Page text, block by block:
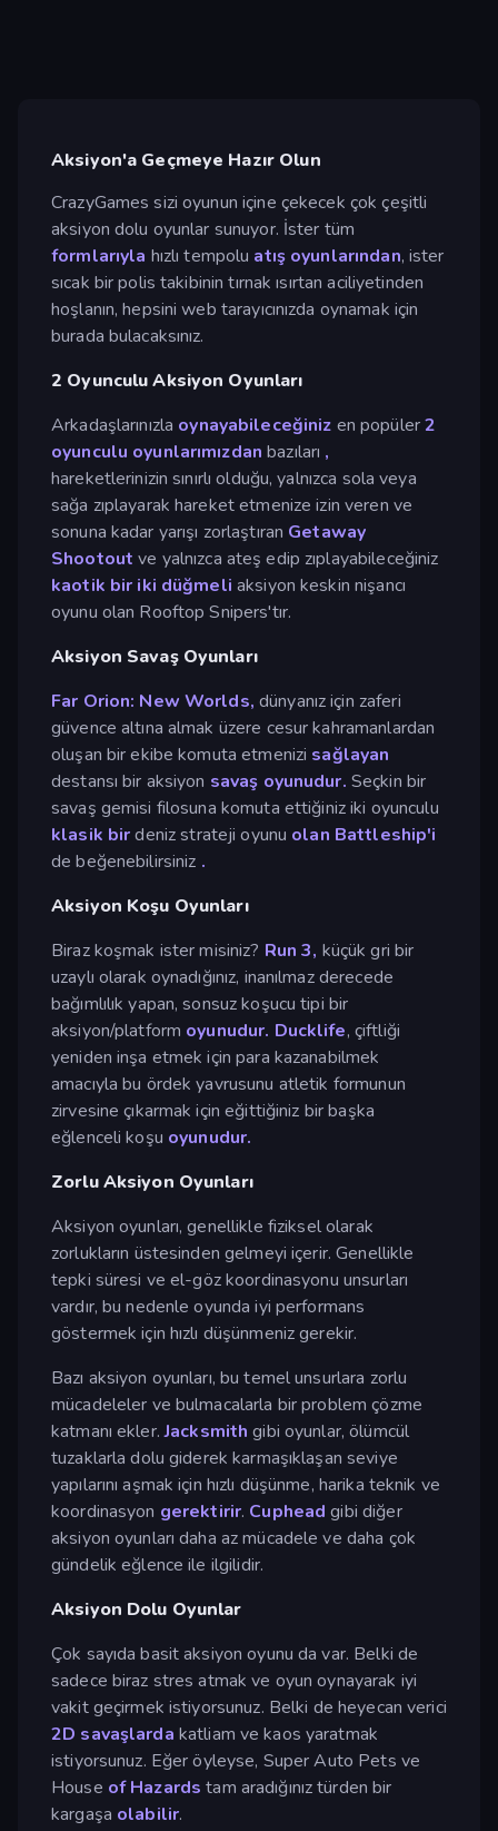
Aksiyon'a Geçmeye Hazır Olun
CrazyGames sizi oyunun içine çekecek çok çeşitli
aksiyon dolu oyunlar sunuyor. İster tüm
formlarıyla hızlı tempolu atış oyunlarından, ister
sıcak bir polis takibinin tırnak ısırtan aciliyetinden
hoşlanın, hepsini web tarayıcınızda oynamak için
burada bulacaksınız.
2 Oyunculu Aksiyon Oyunları
Arkadaşlarınızla oynayabileceğiniz en popüler2
oyunculu oyunlarımızdan bazıları ,
hareketlerinizin sınırlı olduğu, yalnızca sola veya
sağa zıplayarak hareket etmenize izin veren ve
sonuna kadar yarışı zorlaştıran Getaway
Shootout ve yalnızca ateş edip zıplayabileceğiniz
kaotik bir iki düğmeli aksiyon keskin nişancı
oyunu olan Rooftop Snipers'tır.
Aksiyon Savaş Oyunları
Far Orion: New Worlds, dünyanız için zaferi
güvence altına almak üzere cesur kahramanlardan
oluşan bir ekibe komuta etmenizi sağlayan
destansı bir aksiyon savaş oyunudur. Seçkin bir
savaş gemisi filosuna komuta ettiğiniz iki oyunculu
klasik birdeniz strateji oyunu olan Battleship'i
de beğenebilirsiniz .
Aksiyon Koşu Oyunları
Biraz koşmak ister misiniz? Run 3, küçük gri bir
uzaylı olarak oynadığınız, inanılmaz derecede
bağımlılık yapan, sonsuz koşucu tipi bir
aksiyon/platform oyunudur. Ducklife, çiftliği
yeniden inşa etmek için para kazanabilmek
amacıyla bu ördek yavrusunu atletik formunun
zirvesine çıkarmak için eğittiğiniz bir başka
eğlenceli koşu oyunudur.
Zorlu Aksiyon Oyunları
Aksiyon oyunları, genellikle fiziksel olarak
zorlukların üstesinden gelmeyi içerir. Genellikle
tepki süresi ve el-göz koordinasyonu unsurları
vardır, bu nedenle oyunda iyi performans
göstermek için hızlı düşünmeniz gerekir.
Bazı aksiyon oyunları, bu temel unsurlara zorlu
mücadeleler ve bulmacalarla bir problem çözme
katmanı ekler.Jacksmith gibi oyunlar, ölümcül
tuzaklarla dolu giderek karmaşıklaşan seviye
yapılarını aşmak için hızlı düşünme, harika teknik ve
koordinasyon gerektirir. Cuphead gibi diğer
aksiyon oyunları daha az mücadele ve daha çok
gündelik eğlence ile ilgilidir.
Aksiyon Dolu Oyunlar
Çok sayıda basit aksiyon oyunu da var. Belki de
sadece biraz stres atmak ve oyun oynayarak iyi
vakit geçirmek istiyorsunuz. Belki de heyecan verici
2D savaşlarda katliam ve kaos yaratmak
istiyorsunuz. Eğer öyleyse, Super Auto Pets ve
House of Hazards tam aradığınız türden bir
kargaşa olabilir.